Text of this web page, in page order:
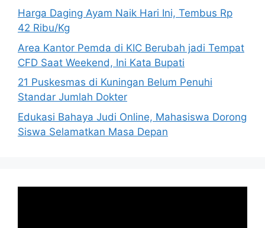
Harga Daging Ayam Naik Hari Ini, Tembus Rp
42 Ribu/Kg
Area Kantor Pemda di KIC Berubah jadi Tempat
CFD Saat Weekend, Ini Kata Bupati
21 Puskesmas di Kuningan Belum Penuhi
Standar Jumlah Dokter
Edukasi Bahaya Judi Online, Mahasiswa Dorong
Siswa Selamatkan Masa Depan